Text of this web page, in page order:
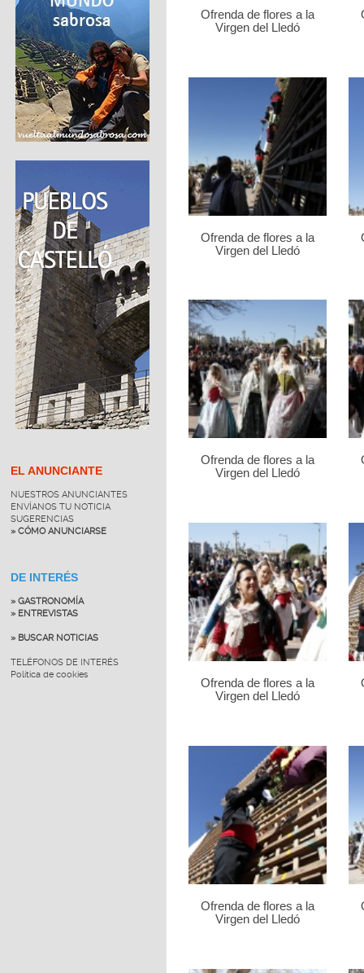
EL ANUNCIANTE
NUESTROS ANUNCIANTES
ENVÍANOS TU NOTICIA
SUGERENCIAS
» CÓMO ANUNCIARSE
DE INTERÉS
» GASTRONOMÍA
» ENTREVISTAS
» BUSCAR NOTICIAS
TELÉFONOS DE INTERÉS
Política de cookies
Ofrenda de flores a la
Virgen del Lledó
Ofrenda de flores a la
Virgen del Lledó
Ofrenda de flores a la
Virgen del Lledó
Ofrenda de flores a la
Virgen del Lledó
Ofrenda de flores a la
Virgen del Lledó